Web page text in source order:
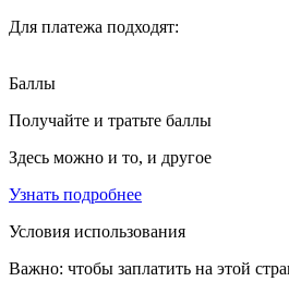
Для платежа подходят:
Баллы
Получайте и тратьте баллы
Здесь можно и то, и другое
Узнать подробнее
Условия использования
Важно: чтобы заплатить на этой